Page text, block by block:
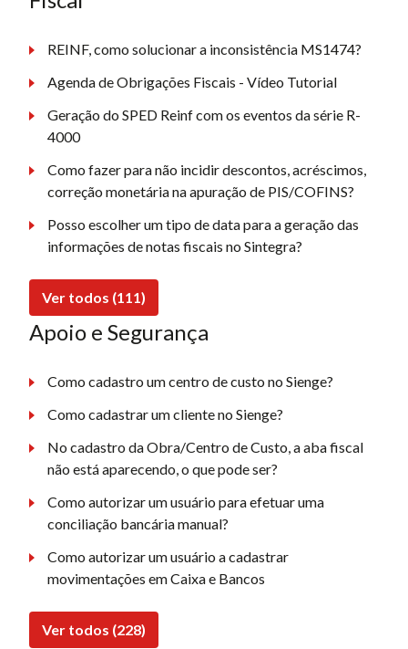
REINF, como solucionar a inconsistência MS1474?
Agenda de Obrigações Fiscais - Vídeo Tutorial
Geração do SPED Reinf com os eventos da série R-
4000
Como fazer para não incidir descontos, acréscimos,
correção monetária na apuração de PIS/COFINS?
Posso escolher um tipo de data para a geração das
informações de notas fiscais no Sintegra?
Ver todos (111)
Apoio e Segurança
Como cadastro um centro de custo no Sienge?
Como cadastrar um cliente no Sienge?
No cadastro da Obra/Centro de Custo, a aba fiscal
não está aparecendo, o que pode ser?
Como autorizar um usuário para efetuar uma
conciliação bancária manual?
Como autorizar um usuário a cadastrar
movimentações em Caixa e Bancos
Ver todos (228)